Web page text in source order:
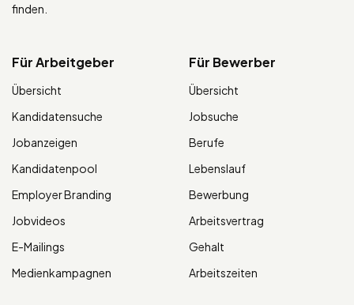
finden.
Für Arbeitgeber
Übersicht
Kandidatensuche
Jobanzeigen
Kandidatenpool
Employer Branding
Jobvideos
E-Mailings
Medienkampagnen
Für Bewerber
Übersicht
Jobsuche
Berufe
Lebenslauf
Bewerbung
Arbeitsvertrag
Gehalt
Arbeitszeiten